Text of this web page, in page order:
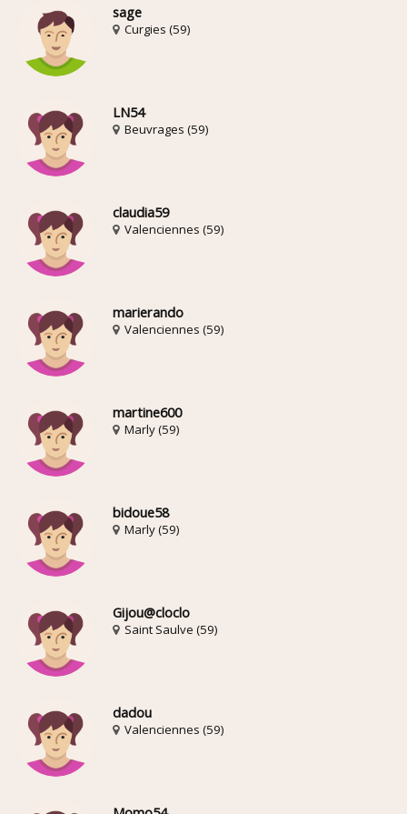
sage
Curgies (59)
LN54
Beuvrages (59)
claudia59
Valenciennes (59)
marierando
Valenciennes (59)
martine600
Marly (59)
bidoue58
Marly (59)
Gijou@cloclo
Saint Saulve (59)
dadou
Valenciennes (59)